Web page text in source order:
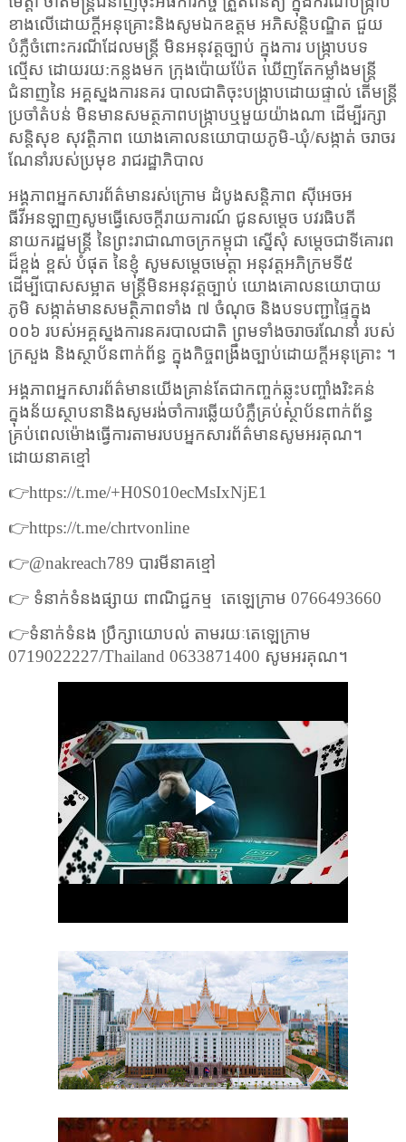
ខាងលើដោយក្តីអនុគ្រោះនិងសូមឯកឧត្តម អភិសន្តិបណ្ឌិត ជួយ
បំភ្លឺចំពោះករណីដែលមន្ត្រី មិនអនុវត្តច្បាប់ ក្នុងការ បង្ក្រាបបទ
ល្មើស ដោយរយ:កន្លងមក ក្រុងប៉ោយប៉ែត ឃើញតែកម្លាំងមន្ត្រី
ជំនាញនៃ អគ្គស្នងការនគរ បាលជាតិចុះបង្រ្កាបដោយផ្ទាល់ តើមន្ត្រី
ប្រចាំតំបន់ មិនមានសមត្ថភាពបង្ក្រាបឬមួយយ៉ាងណា ដើម្បីរក្សា
សន្តិសុខ សុវត្តិភាព យោងគោលនយោបាយភូមិ-ឃុំ/សង្កាត់ ចរាចរ
ណែនាំរបស់ប្រមុខ រាជរដ្ឋាភិបាល
អង្គភាពអ្នកសារព័ត៌មានរស់ក្រោម ដំបូងសន្តិភាព ស៊ីអេចអ
ធីវីអនឡាញសូមធ្វើសេចក្តីរាយការណ៍ ជូនសម្តេច បវរធិបតី
នាយករដ្ឋមន្ត្រី នៃព្រះរាជាណាចក្រកម្ពុជា ស្នើសុំ សម្តេចជាទីគោរព
ដ៏ខ្ពង់ ខ្ពស់ បំផុត នៃខ្ញុំ សូមសម្តេចមេត្តា អនុវត្តអភិក្រមទី៥
ដើម្បីបោសសម្អាត មន្ត្រីមិនអនុវត្តច្បាប់ យោងគោលនយោបាយ
ភូមិ សង្កាត់មានសមត្ថិភាពទាំង ៧ ចំណុច និងបទបញ្ជាផ្ទៃក្នុង
០០៦ របស់អគ្គស្នងការនគរបាលជាតិ ព្រមទាំងចរាចរណែនាំ របស់
ក្រសួង និងស្ថាប័នពាក់ព័ន្ធ ក្នុងកិច្ចពង្រឹងច្បាប់ដោយក្តីអនុគ្រោះ ។
អង្គភាពអ្នកសារព័ត៌មានយើងគ្រាន់តែជាកញ្ចក់ឆ្លុះបញ្ចាំងរិះគន់
ក្នុងន័យស្ថាបនានិងសូមរង់ចាំការឆ្លើយបំភ្លឺគ្រប់ស្ថាប័នពាក់ព័ន្ធ
គ្រប់ពេលម៉ោងធ្វើការតាមរបបអ្នកសារព័ត៌មានសូមអរគុណ។
ដោយនាគខ្មៅ
👉https://t.me/+H0S010ecMsIxNjE1
👉https://t.me/chrtvonline
👉@nakreach789 បារមីនាគខ្មៅ
👉 ទំនាក់ទំនងផ្សាយ ពាណិជ្ជកម្ម តេឡេក្រាម 0766493660
👉ទំនាក់ទំនង ប្រឹក្សាយោបល់ តាមរយៈតេឡេក្រាម
0719022227/Thailand 0633871400 សូមអរគុណ។